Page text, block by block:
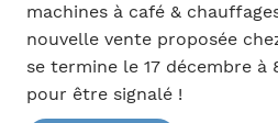
machines à café &
nouvelle vente proposée
se termine le 17 décembre à
pour être signalé !